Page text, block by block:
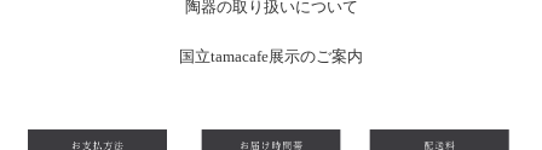
陶器の取り扱いについて
国立tamacafe展示のご案内